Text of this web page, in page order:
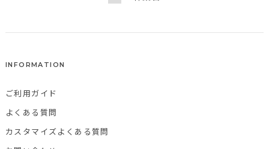
INFORMATION
ご利用ガイド
よくある質問
カスタマイズよくある質問